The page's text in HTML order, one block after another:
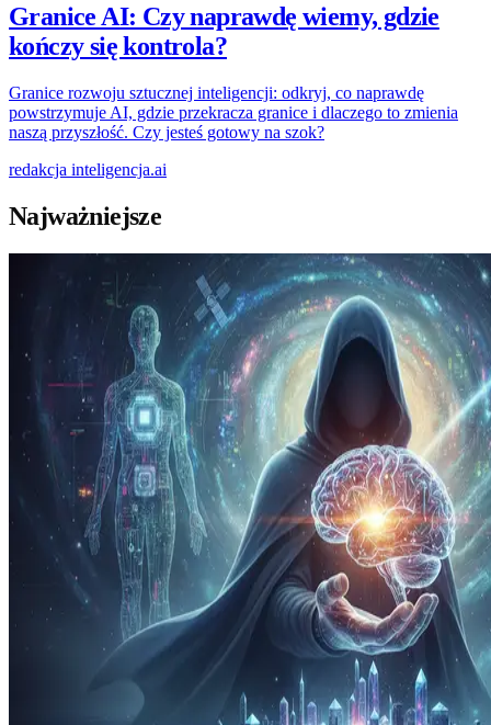
Granice AI: Czy naprawdę wiemy, gdzie
kończy się kontrola?
Granice rozwoju sztucznej inteligencji: odkryj, co naprawdę
powstrzymuje AI, gdzie przekracza granice i dlaczego to zmienia
naszą przyszłość. Czy jesteś gotowy na szok?
redakcja inteligencja.ai
Najważniejsze